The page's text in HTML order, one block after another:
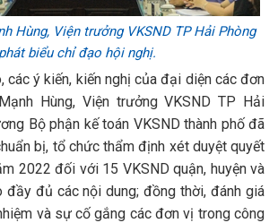
Hùng, Viện trưởng VKSND TP Hải Phòng
phát biểu chỉ đạo hội nghị.
các ý kiến, kiến nghị của đại diện các đơn
Hùng, Viện trưởng VKSND TP Hải
Bộ phận kế toán VKSND thành phố đã
bị, tổ chức thẩm định xét duyệt quyết
2022 đối với 15 VKSND quận, huyện và
đầy đủ các nội dung; đồng thời, đánh giá
và sự cố gắng các đơn vị trong công